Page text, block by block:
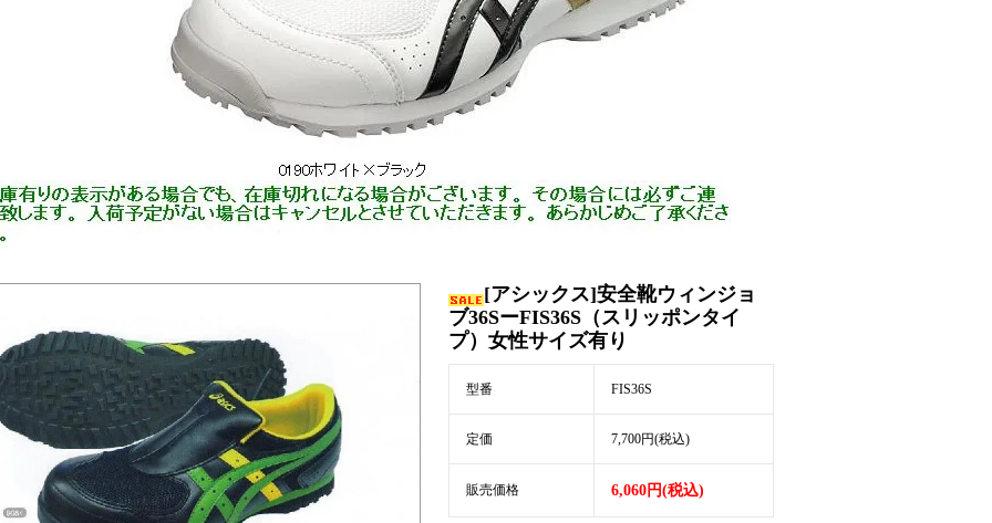
[アシックス]安全靴ウィンジョ
ブ36SーFIS36S（スリッポンタイ
プ）女性サイズ有り
型番 FIS36S
定価 7,700円(税込)
販売価格 6,060円(税込)